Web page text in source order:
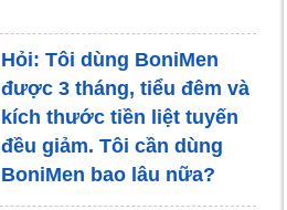
Hỏi: Tôi dùng BoniMen
được 3 tháng, tiểu đêm và
kích thước tiền liệt tuyến
đều giảm. Tôi cần dùng
BoniMen bao lâu nữa?